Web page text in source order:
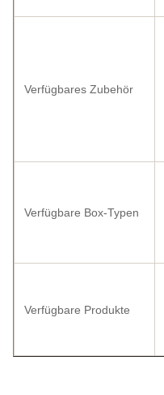
Verfügbares Zubehör
Verfügbare Box-Typen
Verfügbare Produkte